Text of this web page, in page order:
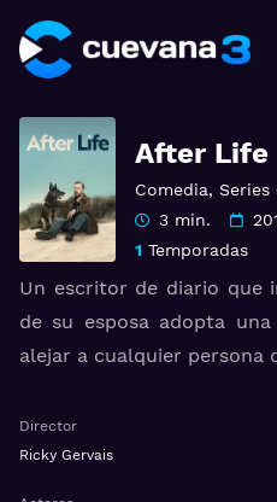
After Life
Comedia, Series
3 min.
1 Temporadas
Un escritor de diario que
de su esposa adopta
alejar a cualquier persona
Director
Ricky Gervais